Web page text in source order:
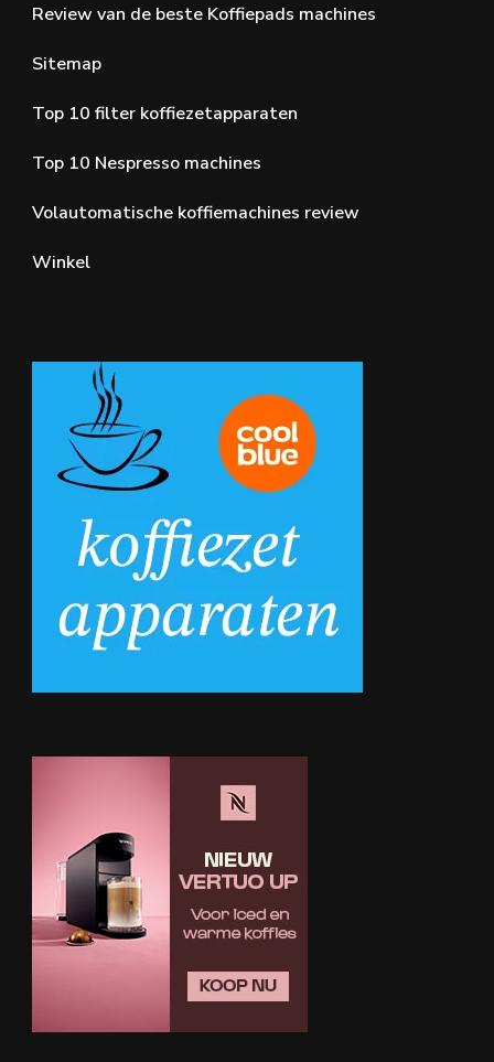
Review van de beste Koffiepads machines
Sitemap
Top 10 filter koffiezetapparaten
Top 10 Nespresso machines
Volautomatische koffiemachines review
Winkel